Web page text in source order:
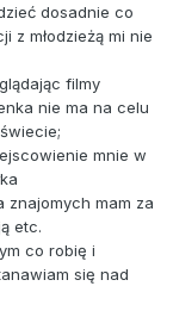
dosadnie co
z młodzieżą mi nie
filmy
nie ma na celu
mnie w
znajomych mam za
etc.
co robię i
się nad